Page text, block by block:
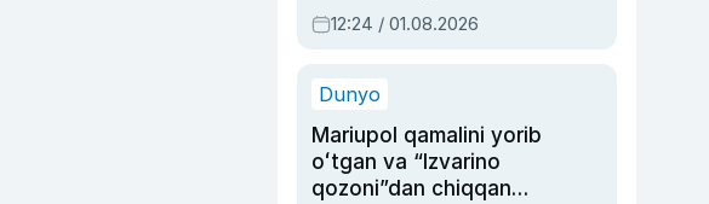
Oripovni siyosiy
ayblovlardan asrab
12:24 / 01.08.2026
Dunyo
Mariupol qamalini yorib
oʻtgan va “Izvarino
qozoni”dan chiqqan